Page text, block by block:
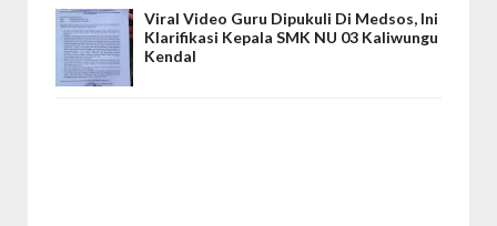
Viral Video Guru Dipukuli Di Medsos, Ini
Klarifikasi Kepala SMK NU 03 Kaliwungu
Kendal